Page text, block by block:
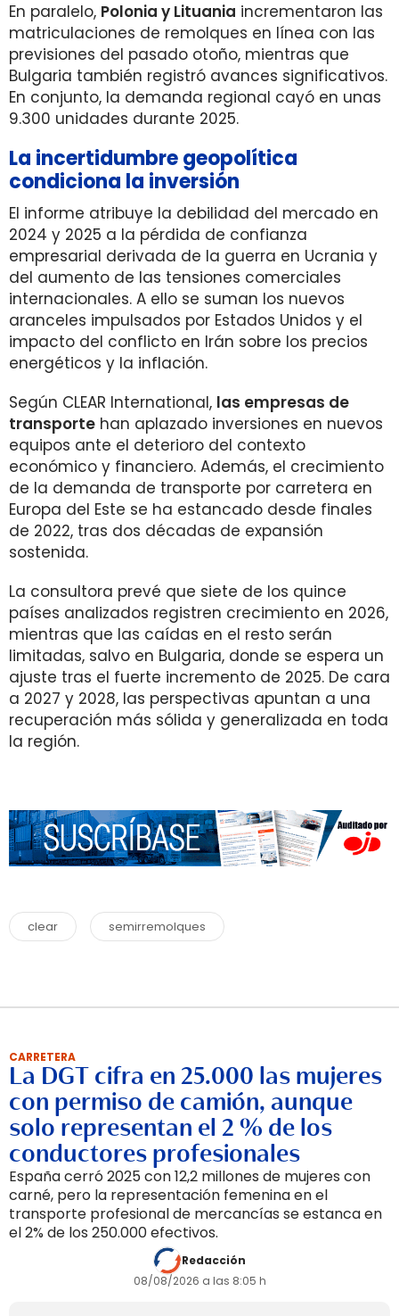
En paralelo, Polonia y Lituania incrementaron las
matriculaciones de remolques en línea con las
previsiones del pasado otoño, mientras que
Bulgaria también registró avances significativos.
En conjunto, la demanda regional cayó en unas
9.300 unidades durante 2025.
La incertidumbre geopolítica
condiciona la inversión
El informe atribuye la debilidad del mercado en
2024 y 2025 a la pérdida de confianza
empresarial derivada de la guerra en Ucrania y
del aumento de las tensiones comerciales
internacionales. A ello se suman los nuevos
aranceles impulsados por Estados Unidos y el
impacto del conflicto en Irán sobre los precios
energéticos y la inflación.
Según CLEAR International, las empresas de
transporte han aplazado inversiones en nuevos
equipos ante el deterioro del contexto
económico y financiero. Además, el crecimiento
de la demanda de transporte por carretera en
Europa del Este se ha estancado desde finales
de 2022, tras dos décadas de expansión
sostenida.
La consultora prevé que siete de los quince
países analizados registren crecimiento en 2026,
mientras que las caídas en el resto serán
limitadas, salvo en Bulgaria, donde se espera un
ajuste tras el fuerte incremento de 2025. De cara
a 2027 y 2028, las perspectivas apuntan a una
recuperación más sólida y generalizada en toda
la región.
clear semirremolques
CARRETERA
La DGT cifra en 25.000 las mujeres
con permiso de camión, aunque
solo representan el 2 % de los
conductores profesionales
España cerró 2025 con 12,2 millones de mujeres con
carné, pero la representación femenina en el
transporte profesional de mercancías se estanca en
el 2% de los 250.000 efectivos.
Redacción
08/08/2026 a las 8:05 h